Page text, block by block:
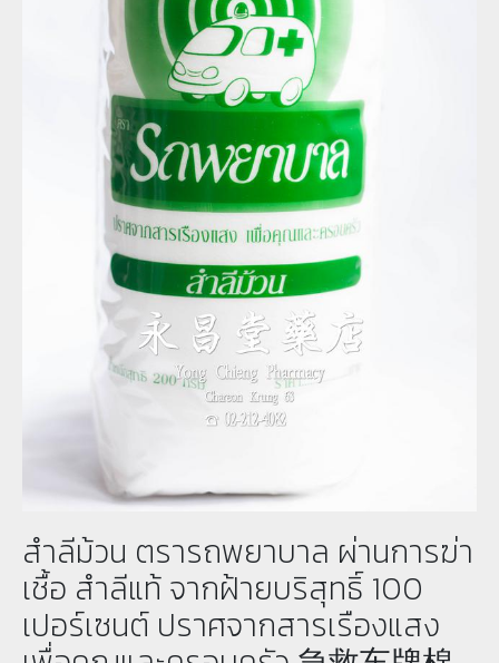
สำลีม้วน ตรารถพยาบาล ผ่านการฆ่า
เชื้อ สำลีแท้ จากฝ้ายบริสุทธิ์ 100
เปอร์เซนต์ ปราศจากสารเรืองแสง